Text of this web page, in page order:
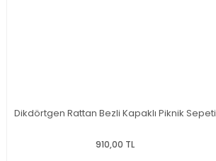
Dikdörtgen Rattan Bezli Kapaklı Piknik Sepeti
910,00 TL